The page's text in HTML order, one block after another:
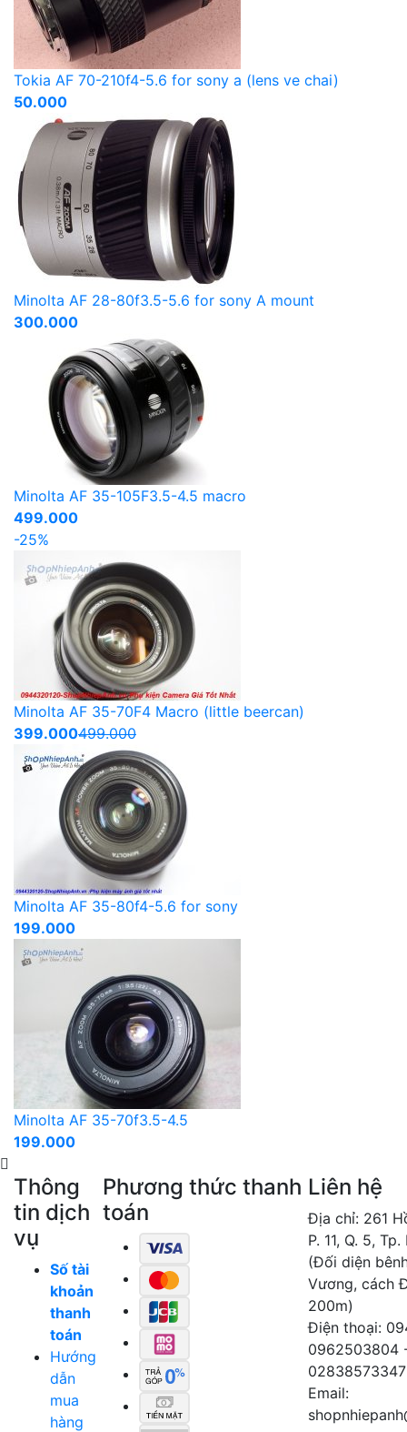
Tokia AF 70-210f4-5.6 for sony a (lens ve chai)
50.000
Minolta AF 28-80f3.5-5.6 for sony A mount
300.000
Minolta AF 35-105F3.5-4.5 macro
499.000
-25%
Minolta AF 35-70F4 Macro (little beercan)
399.000499.000
Minolta AF 35-80f4-5.6 for sony
199.000
Minolta AF 35-70f3.5-4.5
199.000
Thông
tin dịch
vụ
Số tài
khoản
thanh
toán
Hướng
dẫn
mua
hàng
Phương thức thanh
toán
Liên hệ
Địa chỉ: 261
P. 11, Q. 5,
(Đối diện
Vương, cách
200m)
Điện thoại:
0962503804
02838573347
Email: